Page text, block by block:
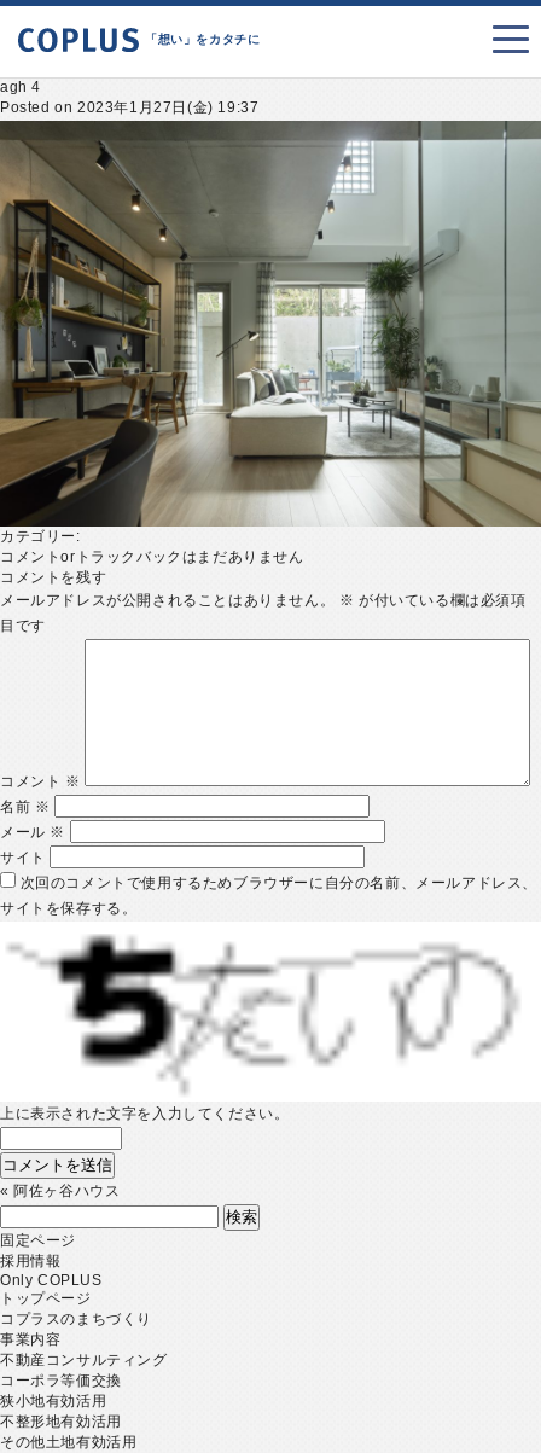
「想い」をカタチに
agh 4
Posted on 2023年1月27日(金) 19:37
カテゴリー:
コメントorトラックバックはまだありません
コメントを残す
メールアドレスが公開されることはありません。
※ が付いている欄は必須項
目です
コメント ※
名前 ※
メール ※
サイト
次回のコメントで使用するためブラウザーに自分の名前、メールアドレス、
サイトを保存する。
上に表示された文字を入力してください。
« 阿佐ヶ谷ハウス
索:
固定ページ
採用情報
Only COPLUS
トップページ
コプラスのまちづくり
事業内容
不動産コンサルティング
コーポラ等価交換
狭小地有効活用
不整形地有効活用
その他土地有効活用